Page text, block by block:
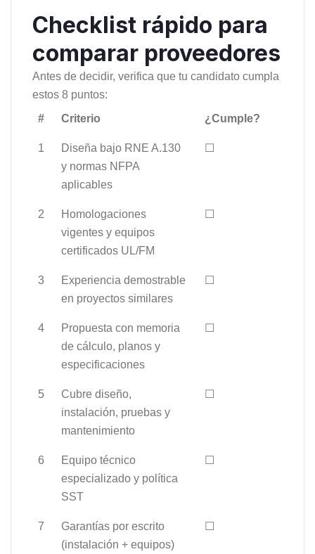
Checklist rápido para
comparar proveedores
Antes de decidir, verifica que tu candidato cumpla
estos 8 puntos:
#
Criterio ¿Cumple?
1
Diseña bajo RNE A.130
y normas NFPA
aplicables
☐
2
Homologaciones
vigentes y equipos
certificados UL/FM
☐
3
Experiencia demostrable
en proyectos similares
☐
4
Propuesta con memoria
de cálculo, planos y
especificaciones
☐
5
Cubre diseño,
instalación, pruebas y
mantenimiento
☐
6
Equipo técnico
especializado y política
SST
☐
7
Garantías por escrito
(instalación + equipos)
☐